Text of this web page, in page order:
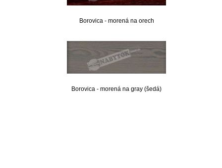
Borovica - morená na orech
Borovica - morená na gray (šedá)